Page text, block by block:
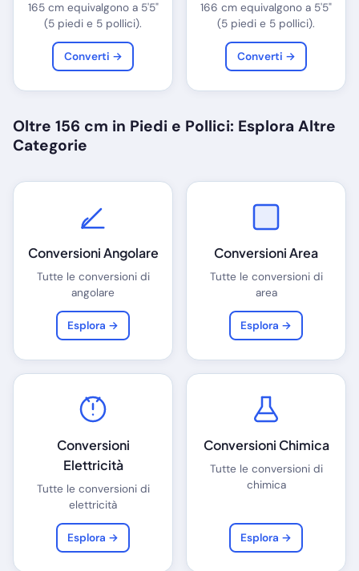
165 cm equivalgono a 5'5"
(5 piedi e 5 pollici).
Converti →
166 cm equivalgono a 5'5"
(5 piedi e 5 pollici).
Converti →
Oltre 156 cm in Piedi e Pollici: Esplora Altre
Categorie
Conversioni Angolare
Tutte le conversioni di
angolare
Esplora →
Conversioni Area
Tutte le conversioni di
area
Esplora →
Conversioni
Elettricità
Tutte le conversioni di
elettricità
Esplora →
Conversioni Chimica
Tutte le conversioni di
chimica
Esplora →